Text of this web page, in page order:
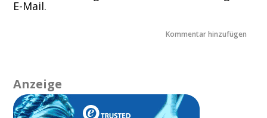
E-Mail.
Anzeige